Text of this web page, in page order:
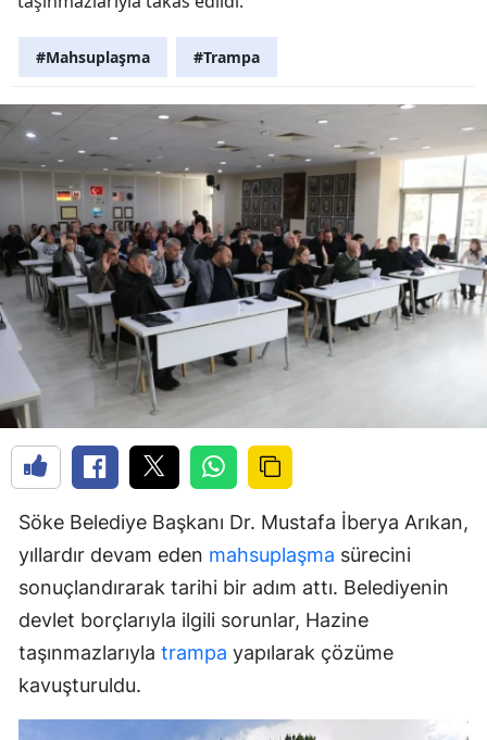
#Mahsuplaşma #Trampa
Söke Belediye Başkanı Dr. Mustafa İberya Arıkan,
yıllardır devam eden mahsuplaşma sürecini
sonuçlandırarak tarihi bir adım attı. Belediyenin
devlet borçlarıyla ilgili sorunlar, Hazine
taşınmazlarıyla trampa yapılarak çözüme
kavuşturuldu.